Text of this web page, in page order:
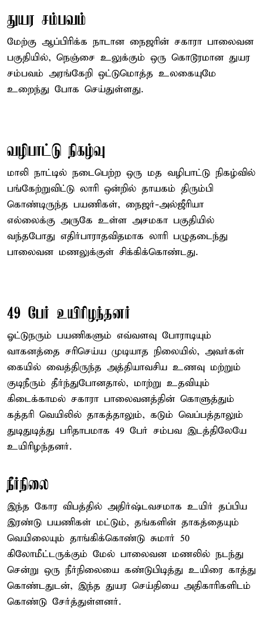
துயர சம்பவம்
மேற்கு ஆப்பிரிக்க நாடான நைஜரின் சகாரா பாலைவன
பகுதியில், நெஞ்சை உலுக்கும் ஒரு கொடூரமான துயர
சம்பவம் அரங்கேறி ஒட்டுமொத்த உலகையுமே
உறைந்து போக செய்துள்ளது.
வழிபாட்டு நிகழ்வு
மாலி நாட்டில் நடைபெற்ற ஒரு மத வழிபாட்டு நிகழ்வில்
பங்கேற்றுவிட்டு லாரி ஒன்றில் தாயகம் திரும்பி
கொண்டிருந்த பயணிகள், நைஜர்-அல்ஜீரியா
எல்லைக்கு அருகே உள்ள அசமகா பகுதியில்
வந்தபோது எதிர்பாராதவிதமாக லாரி பழுதடைந்து
பாலைவன மணலுக்குள் சிக்கிக்கொண்டது.
49 பேர் உயிரிழந்தனர்
ஓட்டுநரும் பயணிகளும் எவ்வளவு போராடியும்
வாகனத்தை சரிசெய்ய முடியாத நிலையில், அவர்கள்
கையில் வைத்திருந்த அத்தியாவசிய உணவு மற்றும்
குடிநீரும் தீர்ந்துபோனதால், மாற்று உதவியும்
கிடைக்காமல் சகாரா பாலைவனத்தின் கொளுத்தும்
கத்தரி வெயிலில் தாகத்தாலும், கடும் வெப்பத்தாலும்
துடிதுடித்து பரிதாபமாக 49 பேர் சம்பவ இடத்திலேயே
உயிரிழந்தனர்.
நீர்நிலை
இந்த கோர விபத்தில் அதிர்ஷ்டவசமாக உயிர் தப்பிய
இரண்டு பயணிகள் மட்டும், தங்களின் தாகத்தையும்
வெயிலையும் தாங்கிக்கொண்டு சுமார் 50
கிலோமீட்டருக்கும் மேல் பாலைவன மணலில் நடந்து
சென்று ஒரு நீர்நிலையை கண்டுபிடித்து உயிரை காத்து
கொண்டதுடன், இந்த துயர செய்தியை அதிகாரிகளிடம்
கொண்டு சேர்த்துள்ளனர்.